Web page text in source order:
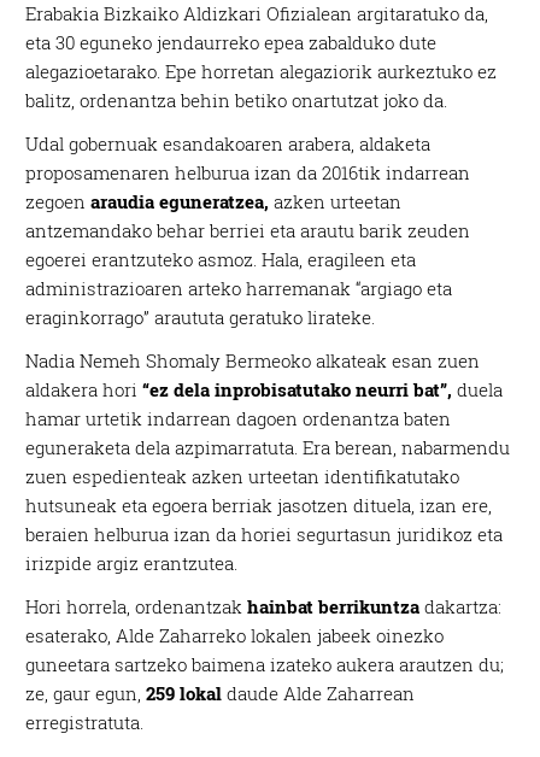
Erabakia Bizkaiko Aldizkari Ofizialean argitaratuko da,
eta 30 eguneko jendaurreko epea zabalduko dute
alegazioetarako. Epe horretan alegaziorik aurkeztuko ez
balitz, ordenantza behin betiko onartutzat joko da.
Udal gobernuak esandakoaren arabera, aldaketa
proposamenaren helburua izan da 2016tik indarrean
zegoen araudia eguneratzea, azken urteetan
antzemandako behar berriei eta arautu barik zeuden
egoerei erantzuteko asmoz. Hala, eragileen eta
administrazioaren arteko harremanak “argiago eta
eraginkorrago” araututa geratuko lirateke.
Nadia Nemeh Shomaly Bermeoko alkateak esan zuen
aldakera hori“ez dela inprobisatutako neurri bat”, duela
hamar urtetik indarrean dagoen ordenantza baten
eguneraketa dela azpimarratuta. Era berean, nabarmendu
zuen espedienteak azken urteetan identifikatutako
hutsuneak eta egoera berriak jasotzen dituela, izan ere,
beraien helburua izan da horiei segurtasun juridikoz eta
irizpide argiz erantzutea.
Hori horrela, ordenantzak hainbat berrikuntza dakartza:
esaterako, Alde Zaharreko lokalen jabeek oinezko
guneetara sartzeko baimena izateko aukera arautzen du;
ze, gaur egun, 259 lokal daude Alde Zaharrean
erregistratuta.